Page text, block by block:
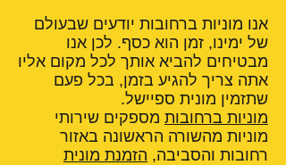
אנו מוניות ברחובות יודעים שבעולם
של ימינו, זמן הוא כסף. לכן אנו
מבטיחים להביא אותך לכל מקום אליו
אתה צריך להגיע בזמן, בכל פעם
שתזמין מונית ספיישל.
מוניות ברחובות מספקים שירותי
מוניות מהשורה הראשונה באזור
רחובות והסביבה, הזמנת מונית